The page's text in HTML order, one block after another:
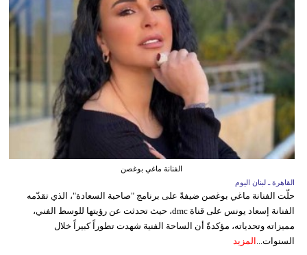
الفنانة ماغي بوغصن
القاهرة ـ لبنان اليوم
حلّت الفنانة ماغي بوغصن ضيفةً على برنامج "صاحبة السعادة"، الذي تقدّمه
الفنانة إسعاد يونس على قناة dmc، حيث تحدثت عن رؤيتها للوسط الفني،
مميزاته وتحدياته، مؤكدةً أن الساحة الفنية شهدت تطوراً كبيراً خلال
السنوات...
المزيد